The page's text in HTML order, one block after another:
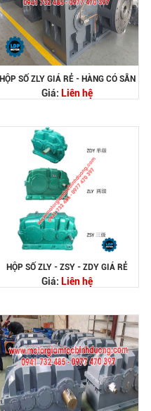
HỘP SỐ ZLY GIÁ RẺ - HÀNG CÓ SẴN
Giá: Liên hệ
HỘP SỐ ZLY - ZSY - ZDY GIÁ RẺ
Giá: Liên hệ